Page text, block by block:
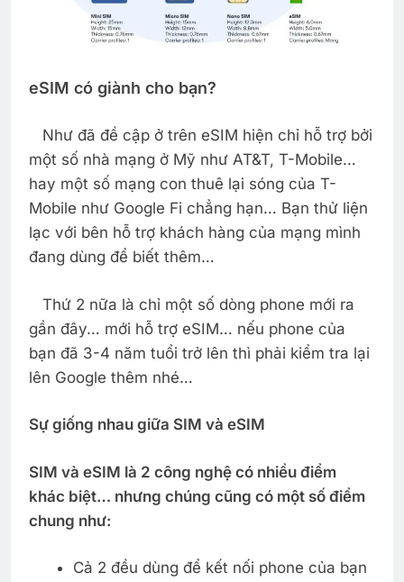
eSIM có giành cho bạn?
Như đã đề cập ở trên eSIM hiện chỉ hỗ trợ bởi
một số nhà mạng ở Mỹ như AT&T, T-Mobile…
hay một số mạng con thuê lại sóng của T-
Mobile như Google Fi chẳng hạn… Bạn thử liện
lạc với bên hỗ trợ khách hàng của mạng mình
đang dùng để biết thêm…
Thứ 2 nữa là chỉ một số dòng phone mới ra
gần đây… mới hỗ trợ eSIM… nếu phone của
bạn đã 3-4 năm tuổi trở lên thì phải kiểm tra lại
lên Google thêm nhé…
Sự giống nhau giữa SIM và eSIM
SIM và eSIM là 2 công nghệ có nhiều điểm
khác biệt… nhưng chúng cũng có một số điểm
chung như:
Cả 2 đều dùng để kết nối phone của bạn